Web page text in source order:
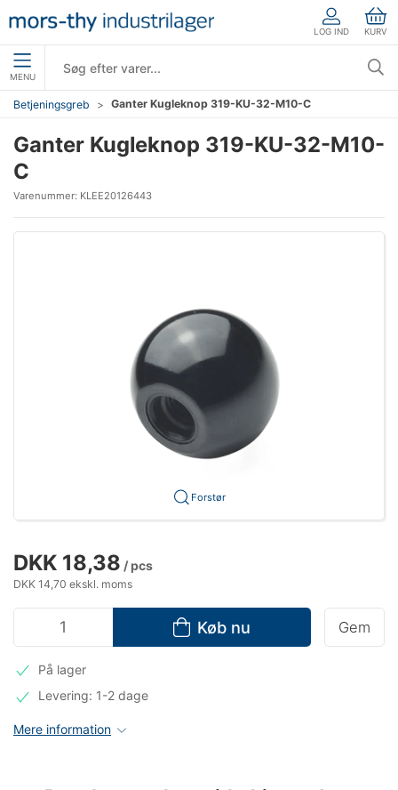
LOG IND KURV
MENU
Betjeningsgreb Ganter Kugleknop 319-KU-32-M10-C
Ganter Kugleknop 319-KU-32-M10-
C
Varenummer: KLEE20126443
Forstør
DKK 18,38 / pcs
DKK 14,70 ekskl. moms
Køb nu Gem
På lager
Levering: 1-2 dage
Mere information